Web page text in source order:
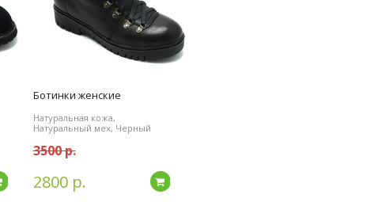
Подробнее
Ботинки женские
Натуральная кожа,
Натуральный мех, Черный
3500 р.
2800 р. Подробнее